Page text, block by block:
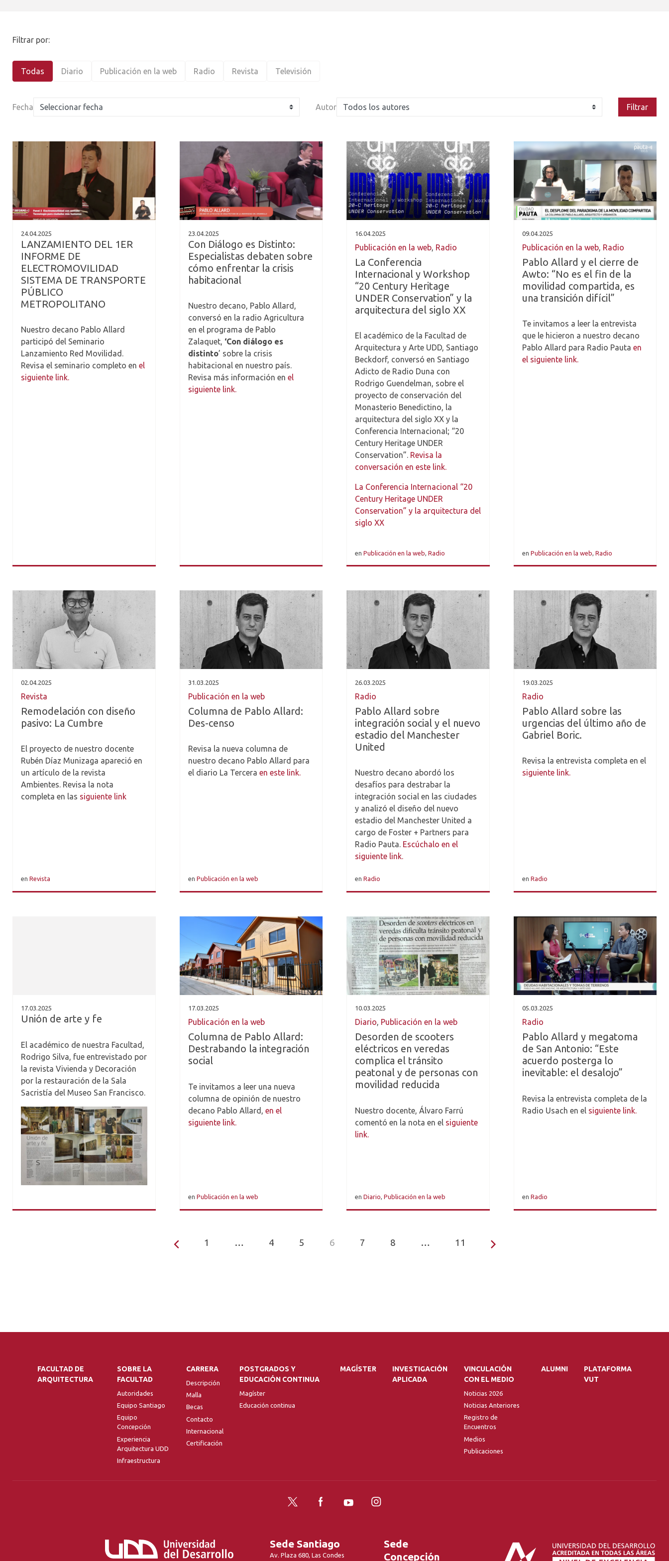
Filtrar por:
Todas Diario Publicación en la web Radio Revista Televisión
Fecha Autor Filtrar
24.04.2025
LANZAMIENTO DEL 1ER
INFORME DE
ELECTROMOVILIDAD
SISTEMA DE TRANSPORTE
PÚBLICO
METROPOLITANO
Nuestro decano Pablo Allard
participó del Seminario
Lanzamiento Red Movilidad.
Revisa el seminario completo en el
siguiente link.
23.04.2025
Con Diálogo es Distinto:
Especialistas debaten sobre
cómo enfrentar la crisis
habitacional
Nuestro decano, Pablo Allard,
conversó en la radio Agricultura
en el programa de Pablo
Zalaquet, ‘Con diálogo es
distinto’ sobre la crisis
habitacional en nuestro país.
Revisa más información en el
siguiente link.
16.04.2025
Publicación en la web, Radio
La Conferencia
Internacional y Workshop
“20 Century Heritage
UNDER Conservation” y la
arquitectura del siglo XX
El académico de la Facultad de
Arquitectura y Arte UDD, Santiago
Beckdorf, conversó en Santiago
Adicto de Radio Duna con
Rodrigo Guendelman, sobre el
proyecto de conservación del
Monasterio Benedictino, la
arquitectura del siglo XX y la
Conferencia Internacional; “20
Century Heritage UNDER
Conservation”. Revisa la
conversación en este link.
La Conferencia Internacional “20
Century Heritage UNDER
Conservation” y la arquitectura del
siglo XX
en Publicación en la web, Radio
09.04.2025
Publicación en la web, Radio
Pablo Allard y el cierre de
Awto: “No es el fin de la
movilidad compartida, es
una transición difícil”
Te invitamos a leer la entrevista
que le hicieron a nuestro decano
Pablo Allard para Radio Pauta en
el siguiente link.
en Publicación en la web, Radio
02.04.2025
Revista
Remodelación con diseño
pasivo: La Cumbre
El proyecto de nuestro docente
Rubén Díaz Munizaga apareció en
un artículo de la revista
Ambientes. Revisa la nota
completa en las siguiente link
en Revista
31.03.2025
Publicación en la web
Columna de Pablo Allard:
Des-censo
Revisa la nueva columna de
nuestro decano Pablo Allard para
el diario La Tercera en este link.
en Publicación en la web
26.03.2025
Radio
Pablo Allard sobre
integración social y el nuevo
estadio del Manchester
United
Nuestro decano abordó los
desafíos para destrabar la
integración social en las ciudades
y analizó el diseño del nuevo
estadio del Manchester United a
cargo de Foster + Partners para
Radio Pauta. Escúchalo en el
siguiente link.
en Radio
19.03.2025
Radio
Pablo Allard sobre las
urgencias del último año de
Gabriel Boric.
Revisa la entrevista completa en el
siguiente link.
en Radio
17.03.2025
Unión de arte y fe
El académico de nuestra Facultad,
Rodrigo Silva, fue entrevistado por
la revista Vivienda y Decoración
por la restauración de la Sala
Sacristía del Museo San Francisco.
17.03.2025
Publicación en la web
Columna de Pablo Allard:
Destrabando la integración
social
Te invitamos a leer una nueva
columna de opinión de nuestro
decano Pablo Allard,
en el
siguiente link.
en Publicación en la web
10.03.2025
Diario, Publicación en la web
Desorden de scooters
eléctricos en veredas
complica el tránsito
peatonal y de personas con
movilidad reducida
Nuestro docente, Álvaro Farrú
comentó en la nota en el siguiente
link.
en Diario, Publicación en la web
05.03.2025
Radio
Pablo Allard y megatoma
de San Antonio: “Este
acuerdo posterga lo
inevitable: el desalojo”
Revisa la entrevista completa de la
Radio Usach en el siguiente link.
en Radio
1 … 4 5 6 7 8 … 11
FACULTAD DE
ARQUITECTURA
SOBRE LA
FACULTAD
Autoridades
Equipo Santiago
Equipo
Concepción
Experiencia
Arquitectura UDD
Infraestructura
CARRERA
Descripción
Malla
Becas
Contacto
Internacional
Certificación
POSTGRADOS Y
EDUCACIÓN CONTINUA
Magíster
Educación continua
MAGÍSTER
INVESTIGACIÓN
APLICADA
VINCULACIÓN
CON EL MEDIO
Noticias 2026
Noticias Anteriores
Registro de
Encuentros
Medios
Publicaciones
ALUMNI
PLATAFORMA
VUT
Twitter FacebookYouTubeInstagram
Sede Santiago
Av. Plaza 680, Las Condes
Sede
Concepción